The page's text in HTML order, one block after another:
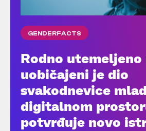
GENDERFACTS
Rodno
uobičajeni je dio
svakodnevice
digitalnom
potvrđuje novo